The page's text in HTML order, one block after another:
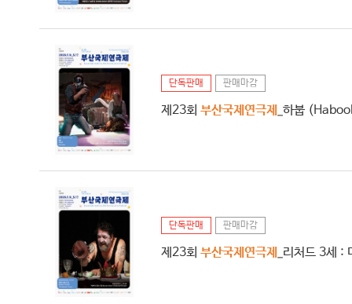
단독판매 판매마감
제23회 부산국제연극제 _하붑
단독판매 판매마감
제23회 부산국제연극제 _리처드 3세